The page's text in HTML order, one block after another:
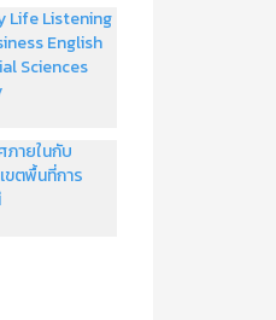
Life Listening
English
Sciences
ภายในกับ
ขตพื้นที่การ